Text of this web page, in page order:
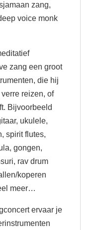
zang,
voice monk
zang een groot
die hij
reizen, of
Bijvoorbeeld
ukulele,
spirit flutes,
gongen,
rav drum
koperen
meer…
ervaar je